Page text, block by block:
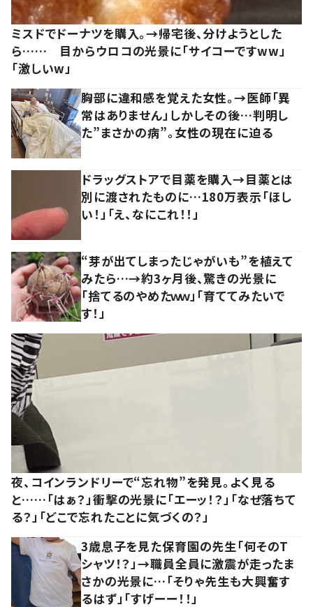
ミスドでドーナツを購入。→帰宅後、分けようとした
ら…… 目からウロコの光景に「サイコーですww」
「激しいw」
胸部に違和感を覚えた女性。→医師「異
常はありません」しかしその後…判明し
た”まさかの病”。女性の現在に迫る
ドラッグストアで目薬を購入→目薬とは
別に渡されたものに…180万表示「ほし
い！」「え、なにこれ！！」
“芽が出てしまったじゃがいも”を植えて
みたら…→約3ヶ月後、驚きの光景に
「捨てるのやめたｗｗ」「育ててみたいで
す！」
夜、コインランドリーで“忘れ物”を発見。よく見る
と……「はぁ？」衝撃の光景に「エーッ！？」「なぜ落ちて
る？」「どこで忘れたことに気づくの？」
3歳息子を見た保育園の先生「何そのT
シャツ！？」→職員全員に激震が走ったま
さかの光景に…「そりゃ先生も大興奮す
るはず」「すげーー！！」